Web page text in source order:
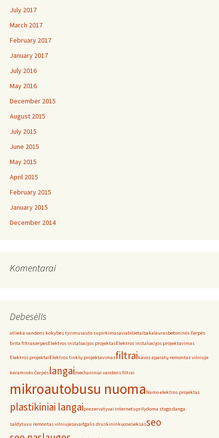
July 2017
March 2017
February 2017
January 2017
July 2016
May 2016
December 2015
August 2015
July 2015
June 2015
May 2015
April 2015
February 2015
January 2015
December 2014
Komentarai
Debesėlis
atlieka vandens kokybes tyrimusauto supirkimasaviabilietaibakalaurasbetoninės čerpės
brita filtraicerpesElektros instaliacijos projektasElektros instaliacijos projektavimas
Elektros projektaiElektros tinklų projektavimasfiltraikavos aparatų remontas vilniuje
keraminės čerpėslangaimechaniniai vandens filtrai
mikroautobusu nuoma Namo elektros projektas
plastikiniai langaiprezervatyvai internetuprilydoma stogo danga
saldytuvu remontas vilniujesavaitgalis druskininkuoseseksasseo